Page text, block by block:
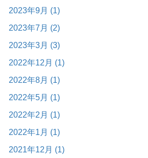
2023年9月 (1)
2023年7月 (2)
2023年3月 (3)
2022年12月 (1)
2022年8月 (1)
2022年5月 (1)
2022年2月 (1)
2022年1月 (1)
2021年12月 (1)